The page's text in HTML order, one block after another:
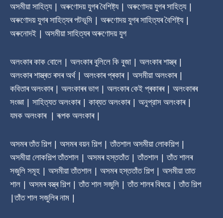
অসমীয়া সাহিত্য | অৰুণোদয় যুগৰ বৈশিষ্ট্য | অৰুণোদয় যুগৰ সাহিত্য |
অৰুণোদয় যুগৰ সাহিত্যৰ পটভূমি | অৰুণোদয় যুগৰ সাহিত্যৰ বৈশিষ্ট্য |
অৰুনোদই | অসমীয়া সাহিত্যৰ অৰুণোদয় যুগ
অলংকাৰ কাক বোলে | অলংকাৰ বুলিলে কি বুজা | অলংকাৰ শাস্ত্ৰ |
অলংকাৰ শাস্ত্ৰত ৰসৰ অৰ্থ | অলংকাৰ প্ৰকাৰ | অসমীয়া অলংকাৰ |
কবিতাৰ অলংকাৰ | অলংকাৰৰ ভাগ | অলংকাৰ কেই প্ৰকাৰৰ | অলংকাৰৰ
সংজ্ঞা | সাহিত্যত অলংকাৰ | কাব্যত অলংকাৰ | অনুপ্রাস অলংকাৰ |
যমক অলংকাৰ | ৰূপক অলংকাৰ |
অসমৰ তাঁত শিল্প | অসমৰ বয়ন শিল্প | তাঁতশাল অসমীয়া লোকশিল্প |
অসমীয়া লোকশিল্প তাঁতশাল | অসমৰ হস্ততাঁত | তাঁতশাল | তাঁত শালৰ
সজুলি সমূহ | অসমীয়া তাঁতশাল | অসমৰ হস্ততাঁত শিল্প | অসমীয়া তাত
শাল | অসমৰ বস্ত্ৰ শিল্প | তাঁত শাল সজুলি | তাঁত শালৰ বিষয়ে | তাঁত শিল্প
|তাঁত শাল সজুলিৰ নাম |